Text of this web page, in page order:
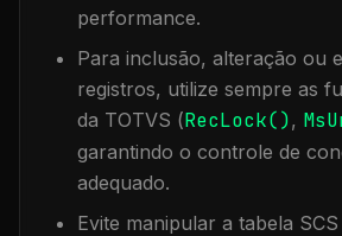
performance.
Para inclusão, alteração ou
registros, utilize sempre as
da TOTVS (RecLock(),
garantindo o controle de
adequado.
Evite manipular a tabela SCS